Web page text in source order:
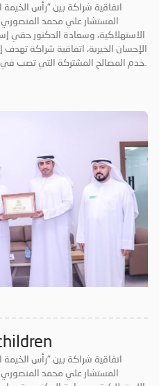
اتفاقية شراكة بين "رأس
المستشار علي محمد
الاستهلاكية، وسعادة الدكتور حقي
الإحسان الخيرية، اتفاقية شراكة تهدف
يخدم المصالح المشتركة التي تصب في
المحتاجة والمتعففة ودعم الحالات
اتفاقية شراكة بين "رأس
المستشار علي محمد